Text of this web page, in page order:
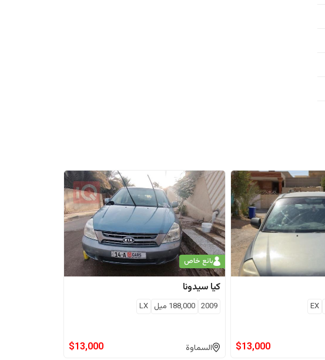
EX
$13,000
بائع خاص
كيا سيدونا
2009
188,000 ميل LX
السماوة $13,000